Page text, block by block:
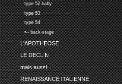
type 52 baby
type 53
type 54
•-- back-stage
L'APOTHEOSE
LE DECLIN
mais aussi...
RENAISSANCE ITALIENNE